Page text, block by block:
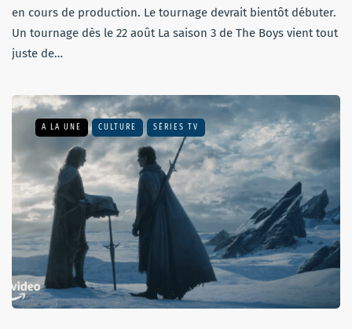
en cours de production. Le tournage devrait bientôt débuter.
Un tournage dès le 22 août La saison 3 de The Boys vient tout
juste de…
A LA UNE CULTURE SÉRIES TV